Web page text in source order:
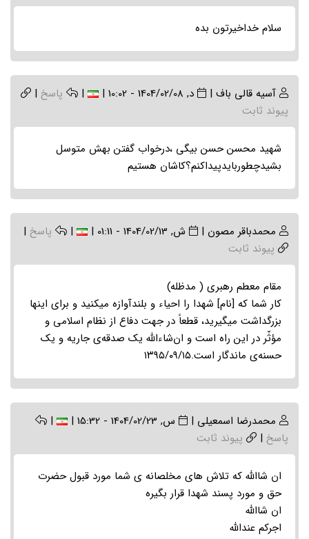
سلام خداخیرتون بده
آسیه قالی باف | د, 1404/02/08 - 10:02 |
| پاسخ |
پیوند ثابت
شهید محسن حسن بیگی ،درخواب گفتن بهش متوسل
بشیدچطوربایدپیداکنم؟کاشان هستیم
محمدباقر مصون | ش, 1404/02/13 - 01:11 |
| پاسخ |
پیوند ثابت
مقام معطم رهبری ( مدظله)
کار شما که [نام] شهدا را احیاء و بلندآوازه میکنید و برای اینها
بزرگداشت میگیرید، قطعاً در جهت دفاع از نظام اسلامی و
مؤثّر در این راه است و ان‌شاءالله یک صدقه‌ی جاریه و یک
حسنه‌ی ماندگار است.۱۳۹۵/۰۹/۱۵
محمدرضا اسمعیلی | س, 1404/02/23 - 15:32 |
|
پاسخ | پیوند ثابت
ان شاالله که تلاش های مخلصانه ی شما مورد قبول حضرت
حق و مورد پسند شهدا قرار بگیره
ان شاالله
اجرکم عندالله